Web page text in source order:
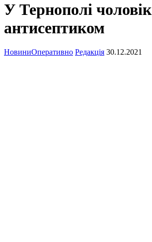
У Тернополі
антисептиком
НовиниОперативно Редакція 30.12.2021